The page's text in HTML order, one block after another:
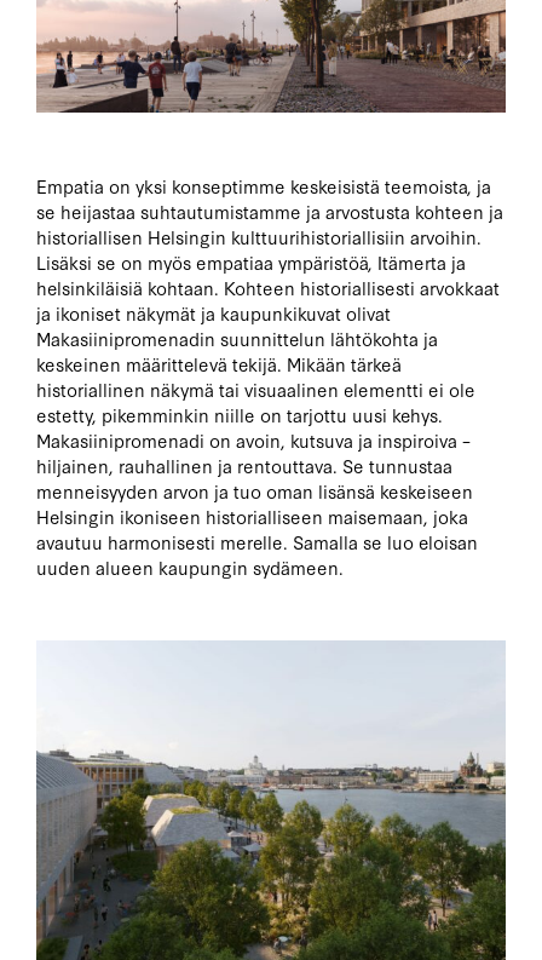
Empatia on yksi konseptimme keskeisistä teemoista, ja
se heijastaa suhtautumistamme ja arvostusta kohteen ja
historiallisen Helsingin kulttuurihistoriallisiin arvoihin.
Lisäksi se on myös empatiaa ympäristöä, Itämerta ja
helsinkiläisiä kohtaan. Kohteen historiallisesti arvokkaat
ja ikoniset näkymät ja kaupunkikuvat olivat
Makasiinipromenadin suunnittelun lähtökohta ja
keskeinen määrittelevä tekijä. Mikään tärkeä
historiallinen näkymä tai visuaalinen elementti ei ole
estetty, pikemminkin niille on tarjottu uusi kehys.
Makasiinipromenadi on avoin, kutsuva ja inspiroiva –
hiljainen, rauhallinen ja rentouttava. Se tunnustaa
menneisyyden arvon ja tuo oman lisänsä keskeiseen
Helsingin ikoniseen historialliseen maisemaan, joka
avautuu harmonisesti merelle. Samalla se luo eloisan
uuden alueen kaupungin sydämeen.